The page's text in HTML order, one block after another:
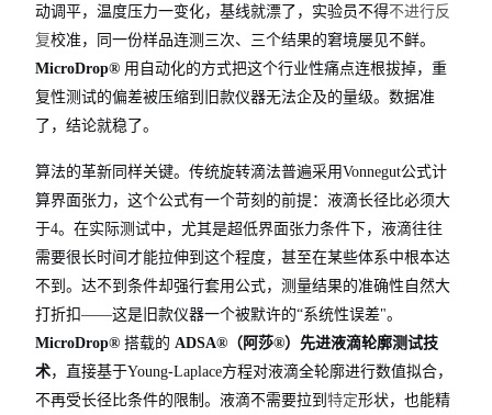
动调平，温度压力一变化，基线就漂了，实验员不得不进行反
复校准，同一份样品连测三次、三个结果的窘境屡见不鲜。
MicroDrop® 用自动化的方式把这个行业性痛点连根拔掉，重
复性测试的偏差被压缩到旧款仪器无法企及的量级。数据准
了，结论就稳了。
算法的革新同样关键。传统旋转滴法普遍采用Vonnegut公式计
算界面张力，这个公式有一个苛刻的前提：液滴长径比必须大
于4。在实际测试中，尤其是超低界面张力条件下，液滴往往
需要很长时间才能拉伸到这个程度，甚至在某些体系中根本达
不到。达不到条件却强行套用公式，测量结果的准确性自然大
打折扣——这是旧款仪器一个被默许的“系统性误差"。
MicroDrop® 搭载的ADSA®（阿莎®）先进液滴轮廓测试技
术，直接基于Young-Laplace方程对液滴全轮廓进行数值拟合，
不再受长径比条件的限制。液滴不需要拉到特定形状，也能精